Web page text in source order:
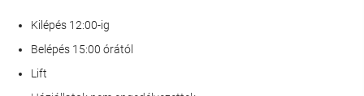
Kilépés 12:00-ig
Belépés 15:00 órától
Lift